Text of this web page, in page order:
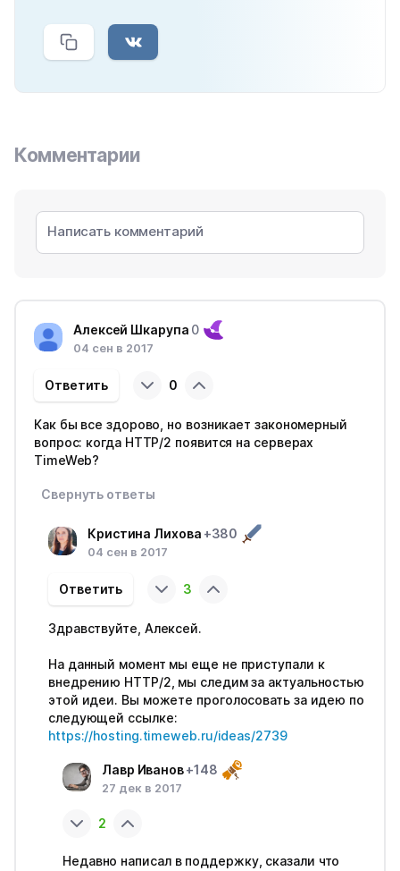
Комментарии
Алексей Шкарупа 0
04 сен в 2017
0
Ответить
Как бы все здорово, но возникает закономерный
вопрос: когда HTTP/2 появится на серверах
TimeWeb?
Свернуть ответы
Кристина Лихова +380
04 сен в 2017
3
Ответить
Здравствуйте, Алексей.
На данный момент мы еще не приступали к
внедрению HTTP/2, мы следим за актуальностью
этой идеи. Вы можете проголосовать за идею по
следующей ссылке:
https://hosting.timeweb.ru/ideas/2739
Лавр Иванов+148
27 дек в 2017
2
Недавно написал в поддержку, сказали что